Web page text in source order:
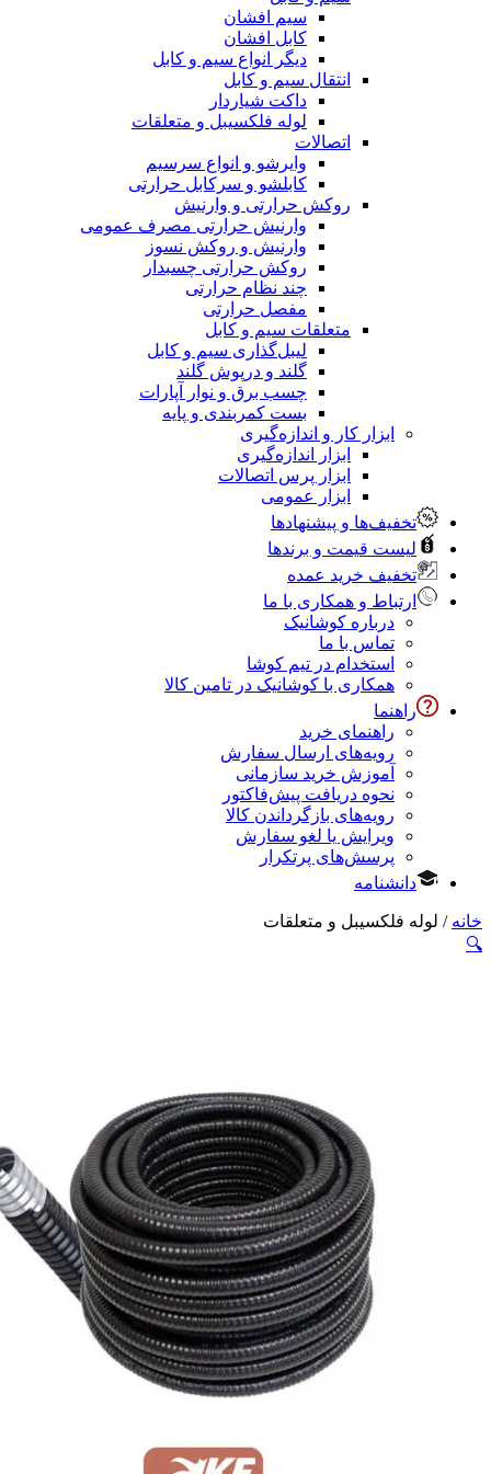
سیم افشان
کابل افشان
دیگر انواع سیم و کابل
انتقال سیم و کابل
داکت شیاردار
لوله فلکسیبل و متعلقات
اتصالات
وایرشو و انواع سرسیم
کابلشو و سرکابل حرارتی
روکش حرارتی و وارنیش
وارنیش حرارتی مصرف عمومی
وارنیش و روکش نسوز
روکش حرارتی چسبدار
چند نظام حرارتی
مفصل حرارتی
متعلقات سیم و کابل
لیبل‌گذاری سیم و کابل
گلند و درپوش گلند
چسب برق و نوار آپارات
بست کمربندی و پایه
ابزار کار و اندازه‌گیری
ابزار اندازه‌گیری
ابزار پرس اتصالات
ابزار عمومی
تخفیف‌ها و پیشنهادها
لیست قیمت و برندها
تخفیف خرید عمده
ارتباط و همکاری با ما
درباره کوشانیک
تماس با ما
استخدام در تیم کوشا
همکاری با کوشانیک در تامین کالا
راهنما
راهنمای خرید
رویه‌های ارسال سفارش
آموزش خرید سازمانی
نحوه دریافت پیش‌فاکتور
رویه‌های بازگرداندن کالا
ویرایش یا لغو سفارش
پرسش‌های پرتکرار
دانشنامه
خانه / لوله فلکسیبل و متعلقات
🔍